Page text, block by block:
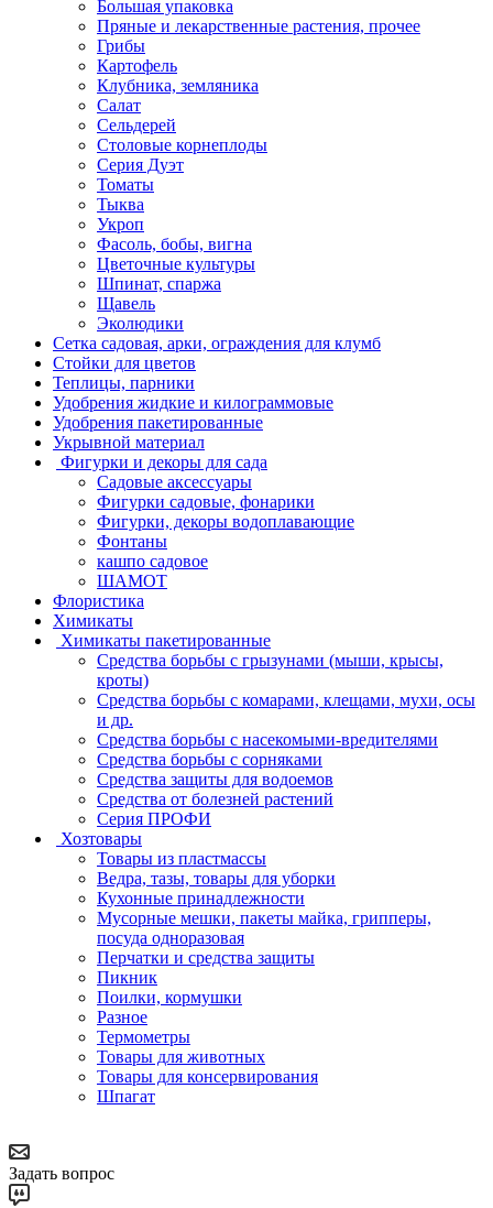
Большая упаковка
Пряные и лекарственные растения, прочее
Грибы
Картофель
Клубника, земляника
Салат
Сельдерей
Столовые корнеплоды
Серия Дуэт
Томаты
Тыква
Укроп
Фасоль, бобы, вигна
Цветочные культуры
Шпинат, спаржа
Щавель
Эколюдики
Сетка садовая, арки, ограждения для клумб
Стойки для цветов
Теплицы, парники
Удобрения жидкие и килограммовые
Удобрения пакетированные
Укрывной материал
Фигурки и декоры для сада
Садовые аксессуары
Фигурки садовые, фонарики
Фигурки, декоры водоплавающие
Фонтаны
кашпо садовое
ШАМОТ
Флористика
Химикаты
Химикаты пакетированные
Средства борьбы с грызунами (мыши, крысы,
кроты)
Средства борьбы с комарами, клещами, мухи, осы
и др.
Средства борьбы с насекомыми-вредителями
Средства борьбы с сорняками
Средства защиты для водоемов
Средства от болезней растений
Серия ПРОФИ
Хозтовары
Товары из пластмассы
Ведра, тазы, товары для уборки
Кухонные принадлежности
Мусорные мешки, пакеты майка, грипперы,
посуда одноразовая
Перчатки и средства защиты
Пикник
Поилки, кормушки
Разное
Термометры
Товары для животных
Товары для консервирования
Шпагат
Задать вопрос